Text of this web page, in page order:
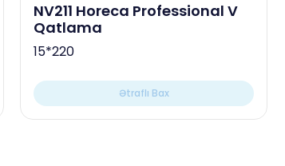
NV211 Horeca Professional V
Qatlama
15*220
Ətraflı Bax